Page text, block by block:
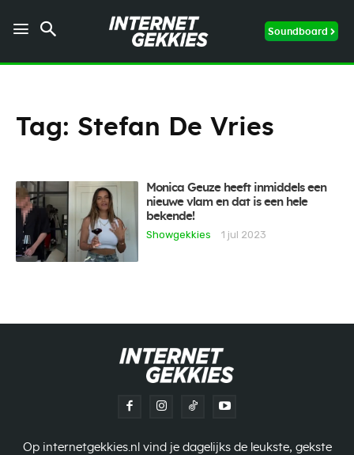
Soundboard
Tag: Stefan De Vries
Monica Geuze heeft inmiddels een
nieuwe vlam en dat is een hele
bekende!
Showgekkies
1 jul 2023
Op internetgekkies.nl vind je dagelijks de leukste, gekste